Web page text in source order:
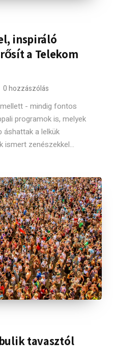
inspiráló
a Telekom
0 hozzászólás
- mindig fontos
programok is, melyek
áshattak a lelkük
ismert zenészekkel...
tavasztól